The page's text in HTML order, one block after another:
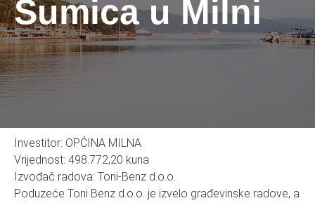
Šumica u Milni
Investitor: OPĆINA MILNA
Vrijednost: 498.772,20 kuna
Izvođač radova: Toni-Benz d.o.o.
Poduzeće Toni Benz d.o.o. je izvelo građevinske radove, a